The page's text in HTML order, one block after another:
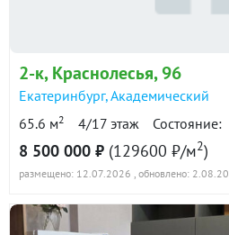
Показать всю историю: 30
2-к, Краснолесья, 96
Екатеринбург,Академический
65.6 м2 4/17 этаж Состояние:
8 500 000 ₽ (129600 ₽/м2)
размещено: 12.07.2026 , обновлено: